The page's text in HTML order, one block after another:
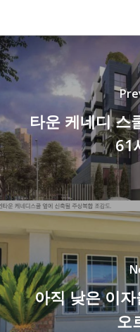
타운 케네디 스
61
아직 낮은 이
오